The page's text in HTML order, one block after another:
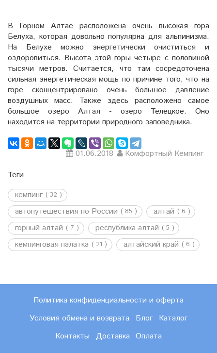
В Горном Алтае расположена очень высокая гора
Белуха, которая довольно популярна для альпинизма.
На Белухе можно энергетически очиститься и
оздоровиться. Высота этой горы четыре с половиной
тысячи метров. Считается, что там сосредоточена
сильная энергетическая мощь по причине того, что на
горе сконцентрировано очень большое давление
воздушных масс. Также здесь расположено самое
большое озеро Алтая - озеро Телецкое. Оно
находится на территории природного заповедника.
01.06.2018
Комфортный Кемпинг
Теги
кемпинг ( 32 )
автопутешествия по России ( 85 ) алтай ( 6 )
горный алтай ( 7 ) республика алтай ( 5 )
кемпинговая палатка ( 21 ) алтайский край ( 6 )
Политика конфиденциальности и оферта
Условия обмена и возврата
Блог
Каталог
Контакты
Доставка Оплата